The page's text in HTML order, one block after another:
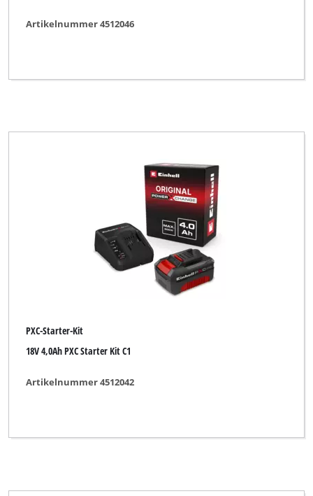
Artikelnummer 4512046
PXC-Starter-Kit
18V 4,0Ah PXC Starter Kit C1
Artikelnummer 4512042